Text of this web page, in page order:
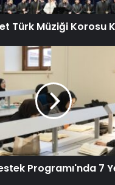
Türk Müziği Korosu
Programı'nda 7